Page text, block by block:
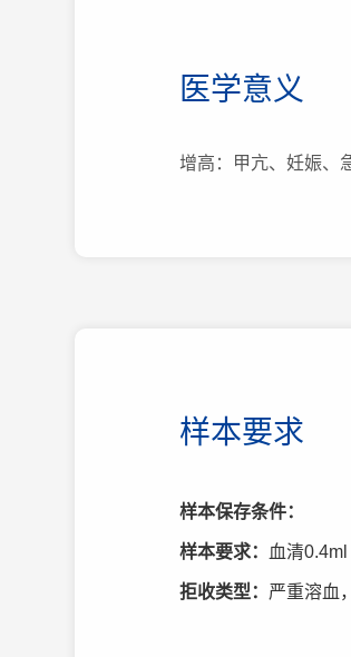
医学意义
增高：甲亢、妊娠、
样本要求
样本保存条件：
样本要求： 血清0.4ml
拒收类型： 严重溶血